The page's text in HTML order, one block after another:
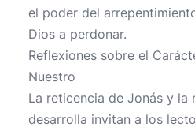
el poder del
Dios a perdonar.
Reflexiones sobre el
Nuestro
La reticencia de Jonás y la
desarrolla invitan a los